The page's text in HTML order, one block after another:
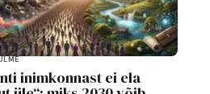
inimkonnast ei ela